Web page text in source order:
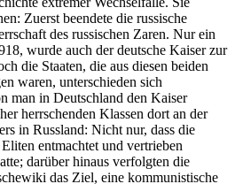
Zuerst beendete die russische
des russischen Zaren. Nur ein
wurde auch der deutsche Kaiser zur
die Staaten, die aus diesen beiden
waren, unterschieden sich
man in Deutschland den Kaiser
herrschenden Klassen dort an der
in Russland: Nicht nur, dass die
entmachtet und vertrieben
darüber hinaus verfolgten die
das Ziel, eine kommunistische